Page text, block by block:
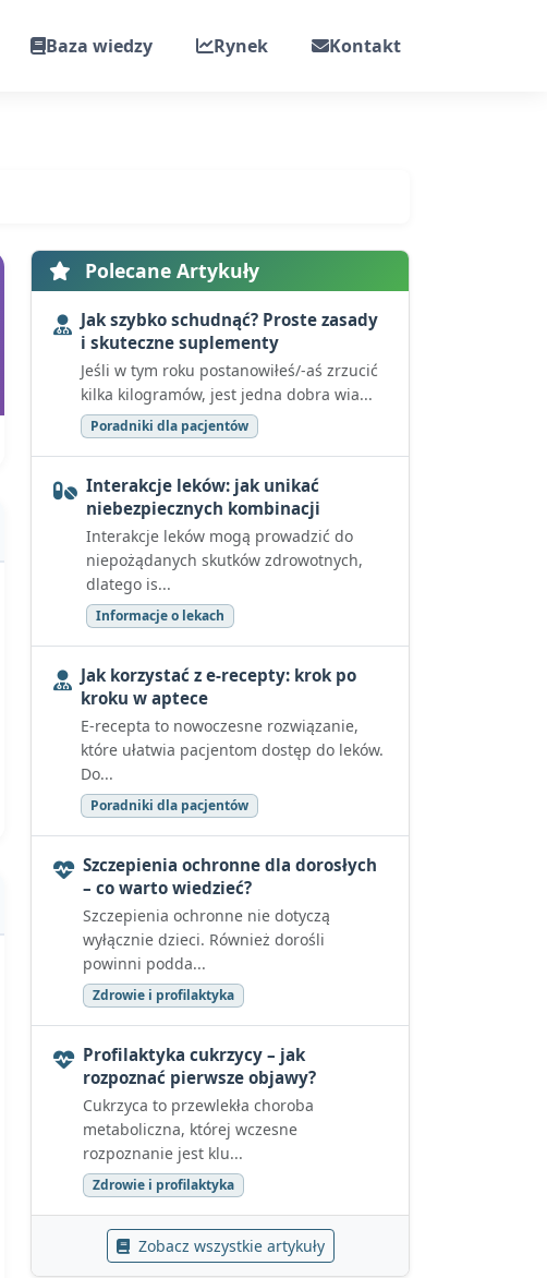
Baza wiedzy Rynek Kontakt
Polecane Artykuły
Jak szybko schudnąć? Proste zasady
i skuteczne suplementy
Jeśli w tym roku postanowiłeś/-aś zrzucić
kilka kilogramów, jest jedna dobra wia...
Poradniki dla pacjentów
Interakcje leków: jak unikać
niebezpiecznych kombinacji
Interakcje leków mogą prowadzić do
niepożądanych skutków zdrowotnych,
dlatego is...
Informacje o lekach
Jak korzystać z e-recepty: krok po
kroku w aptece
E-recepta to nowoczesne rozwiązanie,
które ułatwia pacjentom dostęp do leków.
Do...
Poradniki dla pacjentów
Szczepienia ochronne dla dorosłych
– co warto wiedzieć?
Szczepienia ochronne nie dotyczą
wyłącznie dzieci. Również dorośli
powinni podda...
Zdrowie i profilaktyka
Profilaktyka cukrzycy – jak
rozpoznać pierwsze objawy?
Cukrzyca to przewlekła choroba
metaboliczna, której wczesne
rozpoznanie jest klu...
Zdrowie i profilaktyka
Zobacz wszystkie artykuły